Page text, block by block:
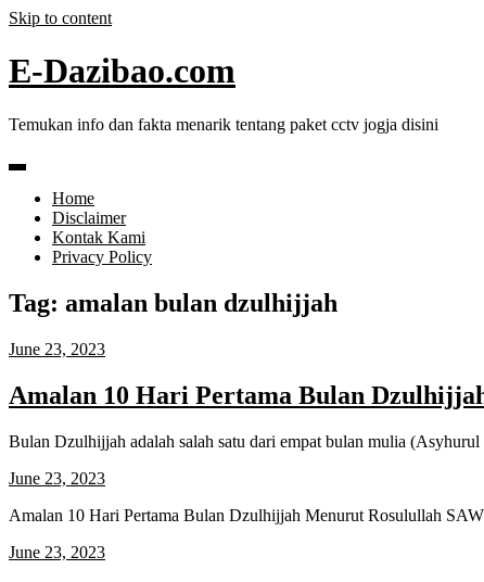
Skip to content
E-Dazibao.com
Temukan info dan fakta menarik tentang paket cctv jogja disini
Home
Disclaimer
Kontak Kami
Privacy Policy
Tag: amalan bulan dzulhijjah
June 23, 2023
Amalan 10 Hari Pertama Bulan
Bulan Dzulhijjah adalah salah satu dari empat bulan mulia
June 23, 2023
Amalan 10 Hari Pertama Bulan Dzulhijjah Menurut Rosulullah
June 23, 2023